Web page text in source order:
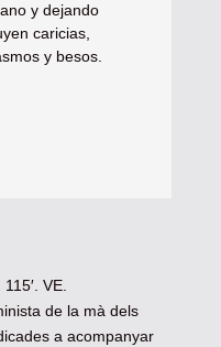
y dejando
caricias,
y besos.
VE.
de la mà dels
a acompanyar